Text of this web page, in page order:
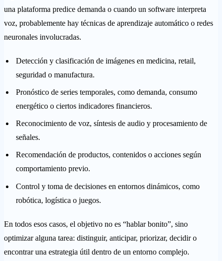
una plataforma predice demanda o cuando un software interpreta
voz, probablemente hay técnicas de aprendizaje automático o redes
neuronales involucradas.
Detección y clasificación de imágenes en medicina, retail,
seguridad o manufactura.
Pronóstico de series temporales, como demanda, consumo
energético o ciertos indicadores financieros.
Reconocimiento de voz, síntesis de audio y procesamiento de
señales.
Recomendación de productos, contenidos o acciones según
comportamiento previo.
Control y toma de decisiones en entornos dinámicos, como
robótica, logística o juegos.
En todos esos casos, el objetivo no es “hablar bonito”, sino
optimizar alguna tarea: distinguir, anticipar, priorizar, decidir o
encontrar una estrategia útil dentro de un entorno complejo.